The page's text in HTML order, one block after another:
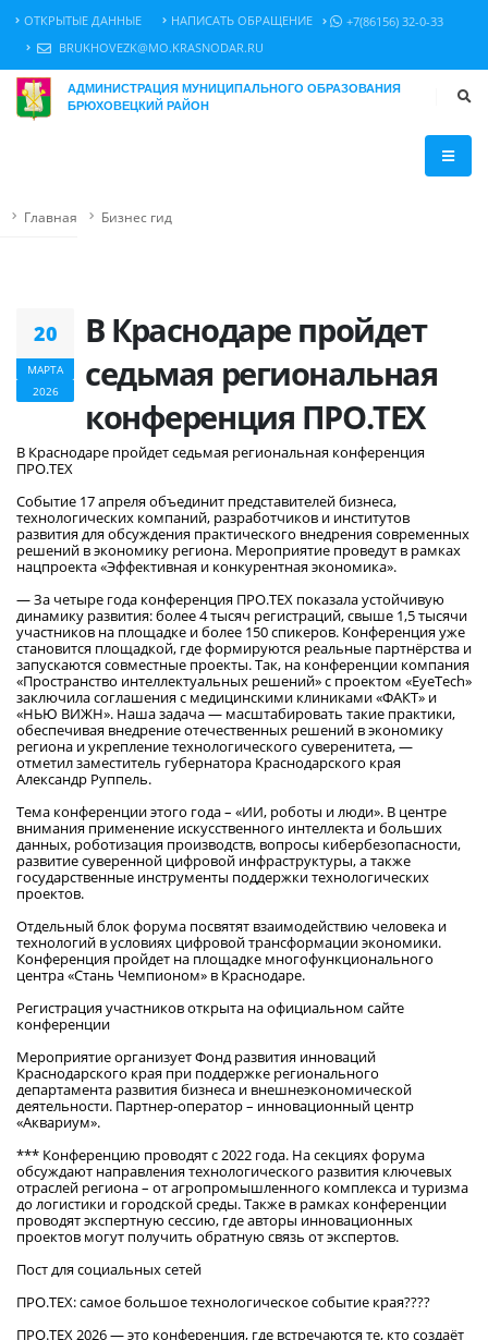
ОТКРЫТЫЕ ДАННЫЕ НАПИСАТЬ ОБРАЩЕНИЕ
+7(86156) 32-0-33
BRUKHOVEZK@MO.KRASNODAR.RU
АДМИНИСТРАЦИЯ МУНИЦИПАЛЬНОГО ОБРАЗОВАНИЯ
БРЮХОВЕЦКИЙ РАЙОН
Главная Бизнес гид
20
МАРТА
2026
В Краснодаре пройдет
седьмая региональная
конференция ПРО.ТЕХ
В Краснодаре пройдет седьмая региональная конференция
ПРО.ТЕХ
Событие 17 апреля объединит представителей бизнеса,
технологических компаний, разработчиков и институтов
развития для обсуждения практического внедрения современных
решений в экономику региона. Мероприятие проведут в рамках
нацпроекта «Эффективная и конкурентная экономика».
— За четыре года конференция ПРО.ТЕХ показала устойчивую
динамику развития: более 4 тысяч регистраций, свыше 1,5 тысячи
участников на площадке и более 150 спикеров. Конференция уже
становится площадкой, где формируются реальные партнёрства и
запускаются совместные проекты. Так, на конференции компания
«Пространство интеллектуальных решений» с проектом «EyeTech»
заключила соглашения с медицинскими клиниками «ФАКТ» и
«НЬЮ ВИЖН». Наша задача — масштабировать такие практики,
обеспечивая внедрение отечественных решений в экономику
региона и укрепление технологического суверенитета, —
отметил заместитель губернатора Краснодарского края
Александр Руппель.
Тема конференции этого года – «ИИ, роботы и люди». В центре
внимания применение искусственного интеллекта и больших
данных, роботизация производств, вопросы кибербезопасности,
развитие суверенной цифровой инфраструктуры, а также
государственные инструменты поддержки технологических
проектов.
Отдельный блок форума посвятят взаимодействию человека и
технологий в условиях цифровой трансформации экономики.
Конференция пройдет на площадке многофункционального
центра «Стань Чемпионом» в Краснодаре.
Регистрация участников открыта на официальном сайте
конференции
Мероприятие организует Фонд развития инноваций
Краснодарского края при поддержке регионального
департамента развития бизнеса и внешнеэкономической
деятельности. Партнер-оператор – инновационный центр
«Аквариум».
*** Конференцию проводят с 2022 года. На секциях форума
обсуждают направления технологического развития ключевых
отраслей региона – от агропромышленного комплекса и туризма
до логистики и городской среды. Также в рамках конференции
проводят экспертную сессию, где авторы инновационных
проектов могут получить обратную связь от экспертов.
Пост для социальных сетей
ПРО.ТЕХ: самое большое технологическое событие края????
ПРО.ТЕХ 2026 — это конференция, где встречаются те, кто создаёт